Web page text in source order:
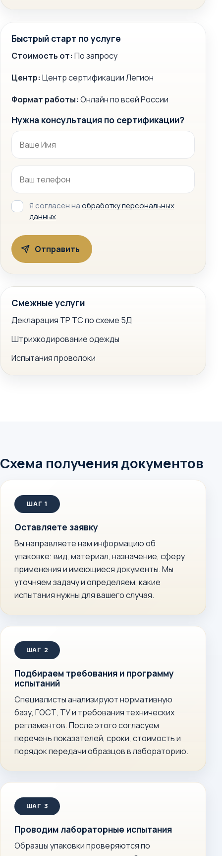
Быстрый старт по услуге
Стоимость от: По запросу
Центр: Центр сертификации Легион
Формат работы: Онлайн по всей России
Нужна консультация по сертификации?
Я согласен наобработку персональных
данных
Смежные услуги
Декларация ТР ТС по схеме 5Д
Штрихкодирование одежды
Испытания проволоки
Схема получения документов
Оставляете заявку
Вы направляете нам информацию об
упаковке: вид, материал, назначение, сферу
применения и имеющиеся документы. Мы
уточняем задачу и определяем, какие
испытания нужны для вашего случая.
Подбираем требования и программу
испытаний
Специалисты анализируют нормативную
базу, ГОСТ, ТУ и требования технических
регламентов. После этого согласуем
перечень показателей, сроки, стоимость и
порядок передачи образцов в лабораторию.
Проводим лабораторные испытания
Образцы упаковки проверяются по